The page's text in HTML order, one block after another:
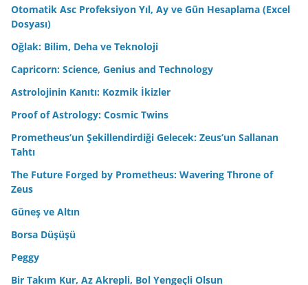
Otomatik Asc Profeksiyon Yıl, Ay ve Gün Hesaplama (Excel
Dosyası)
Oğlak: Bilim, Deha ve Teknoloji
Capricorn: Science, Genius and Technology
Astrolojinin Kanıtı: Kozmik İkizler
Proof of Astrology: Cosmic Twins
Prometheus’un Şekillendirdiği Gelecek: Zeus’un Sallanan
Tahtı
The Future Forged by Prometheus: Wavering Throne of
Zeus
Güneş ve Altın
Borsa Düşüşü
Peggy
Bir Takım Kur, Az Akrepli, Bol Yengeçli Olsun